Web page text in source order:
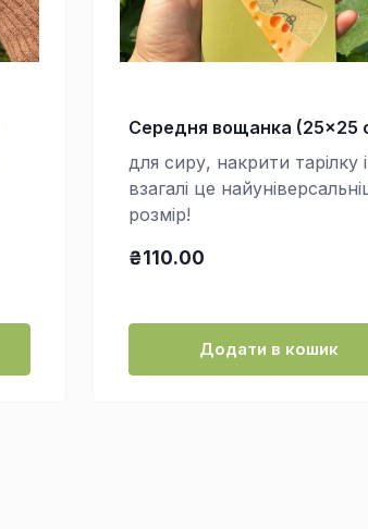
Середня вощанка (25×25
для сиру, накрити тарілку і
взагалі це
розмір!
₴110.00
Додати в кошик